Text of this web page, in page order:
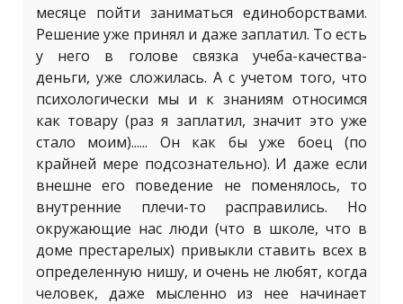
месяце пойти заниматься единоборствами.
Решение уже принял и даже заплатил. То есть
у него в голове связка учеба-качества-
деньги, уже сложилась. А с учетом того, что
психологически мы и к знаниям относимся
как товару (раз я заплатил, значит это уже
стало моим)...... Он как бы уже боец (по
крайней мере подсознательно). И даже если
внешне его поведение не поменялось, то
внутренние плечи-то расправились. Но
окружающие нас люди (что в школе, что в
доме престарелых) привыкли ставить всех в
определенную нишу, и очень не любят, когда
человек, даже мысленно из нее начинает